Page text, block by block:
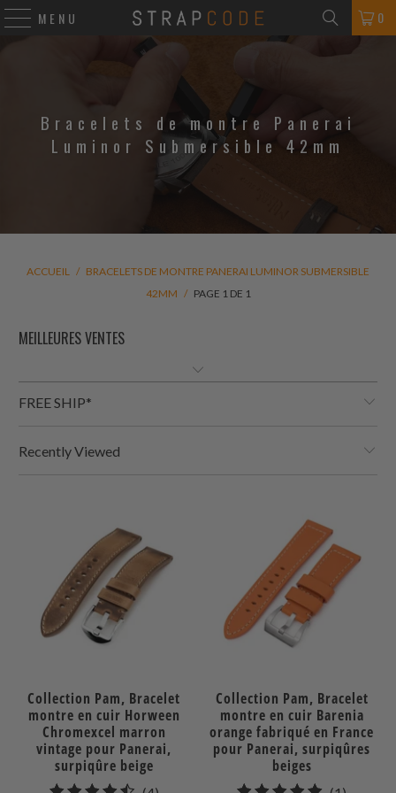
MENU 0
Bracelets de montre Panerai
Luminor Submersible 42mm
ACCUEIL / BRACELETS DE MONTRE PANERAI LUMINOR SUBMERSIBLE
42MM / PAGE 1 DE 1
FREE SHIP*
Recently Viewed
Collection Pam, Bracelet
montre en cuir Horween
Chromexcel marron
vintage pour Panerai,
surpiqûre beige
Collection Pam, Bracelet
montre en cuir Barenia
orange fabriqué en France
pour Panerai, surpiqûres
beiges